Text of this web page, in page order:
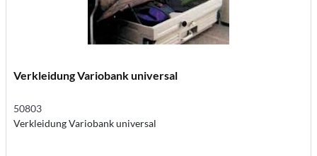
Verkleidung Variobank universal
50803
Verkleidung Variobank universal